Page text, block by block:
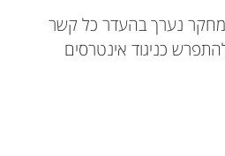
נערך בהעדר כל קשר
כניגוד אינטרסים